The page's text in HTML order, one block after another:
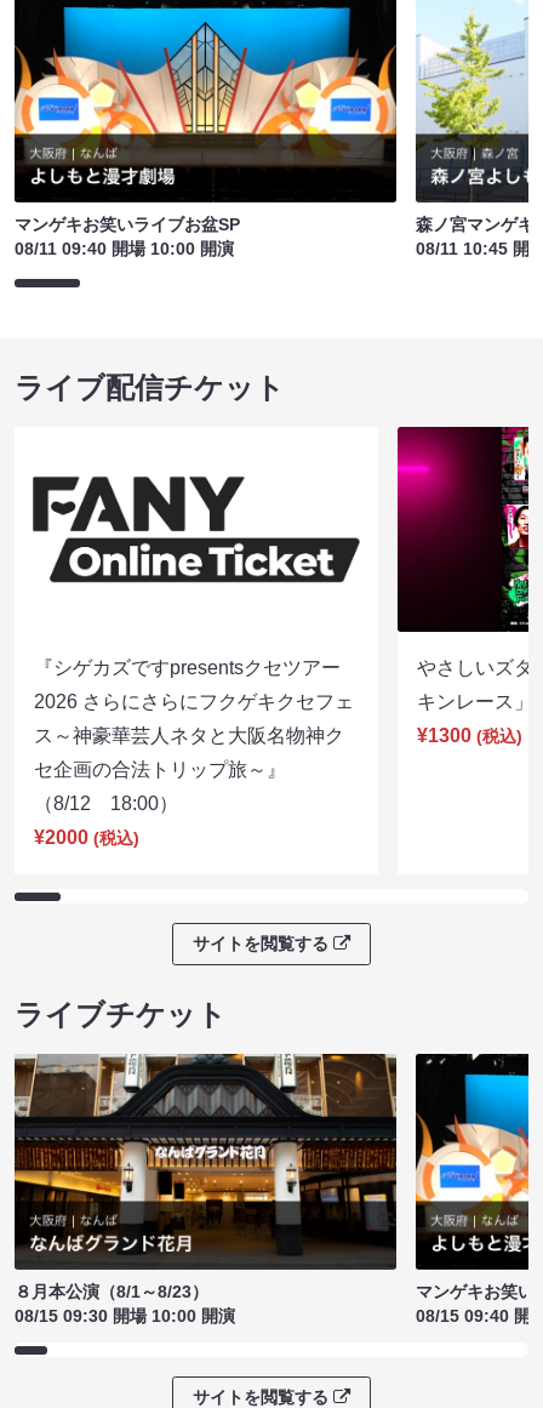
マンゲキお笑いライブお盆SP
08/11 09:40 開場 10:00 開演
森ノ宮マンゲキ
08/11 10:45 開
ライブ配信チケット
『シゲカズですpresentsクセツアー
2026 さらにさらにフクゲキクセフェ
ス～神豪華芸人ネタと大阪名物神ク
セ企画の合法トリップ旅～』
（8/12 18:00）
¥2000 (税込)
やさしいズタ
キンレース
¥1300 (税込)
サイトを閲覧する
ライブチケット
８月本公演（8/1～8/23）
08/15 09:30 開場 10:00 開演
マンゲキお笑い
08/15 09:40 開
サイトを閲覧する